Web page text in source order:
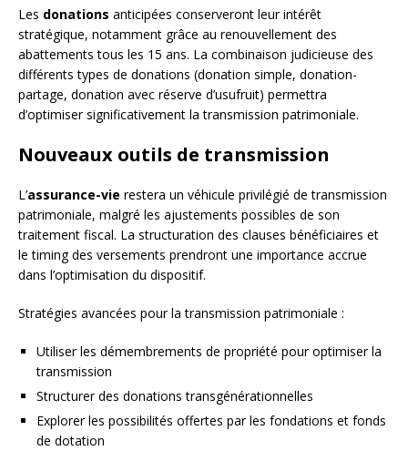
Les donations anticipées conserveront leur intérêt
stratégique, notamment grâce au renouvellement des
abattements tous les 15 ans. La combinaison judicieuse des
différents types de donations (donation simple, donation-
partage, donation avec réserve d’usufruit) permettra
d’optimiser significativement la transmission patrimoniale.
Nouveaux outils de transmission
L’assurance-vie restera un véhicule privilégié de transmission
patrimoniale, malgré les ajustements possibles de son
traitement fiscal. La structuration des clauses bénéficiaires et
le timing des versements prendront une importance accrue
dans l’optimisation du dispositif.
Stratégies avancées pour la transmission patrimoniale :
Utiliser les démembrements de propriété pour optimiser la
transmission
Structurer des donations transgénérationnelles
Explorer les possibilités offertes par les fondations et fonds
de dotation